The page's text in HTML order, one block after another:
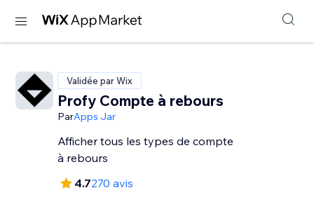
Validée par Wix
Profy Compte à rebours
ParApps Jar
Afficher tous les types de compte
à rebours
4.7270 avis